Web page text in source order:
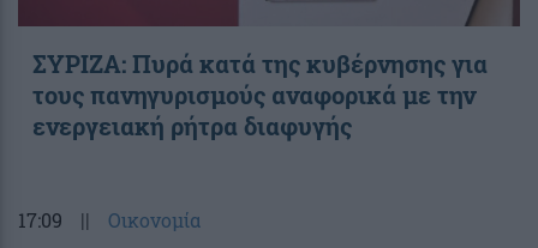
ΣΥΡΙΖΑ: Πυρά κατά της κυβέρνησης για
τους πανηγυρισμούς αναφορικά με την
ενεργειακή ρήτρα διαφυγής
17:09 || Οικονομία